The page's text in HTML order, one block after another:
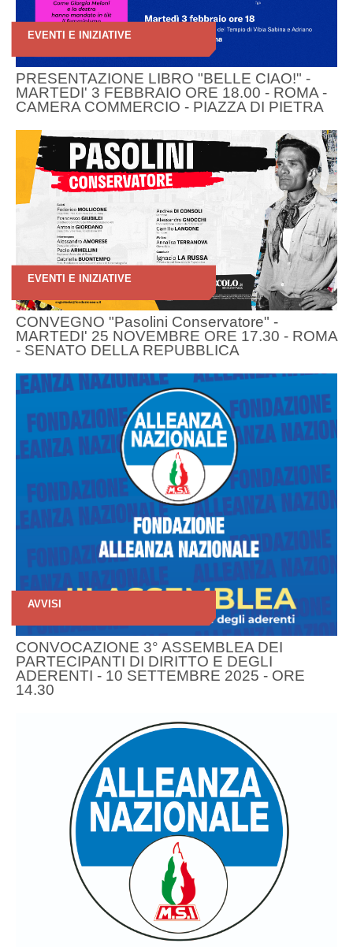
EVENTI E INIZIATIVE
PRESENTAZIONE LIBRO "BELLE CIAO!" -
MARTEDI' 3 FEBBRAIO ORE 18.00 - ROMA -
CAMERA COMMERCIO - PIAZZA DI PIETRA
EVENTI E INIZIATIVE
CONVEGNO "Pasolini Conservatore" -
MARTEDI' 25 NOVEMBRE ORE 17.30 - ROMA
- SENATO DELLA REPUBBLICA
AVVISI
CONVOCAZIONE 3° ASSEMBLEA DEI
PARTECIPANTI DI DIRITTO E DEGLI
ADERENTI - 10 SETTEMBRE 2025 - ORE
14.30